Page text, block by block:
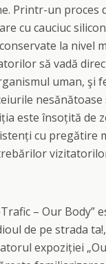
Printr-un proces
cu cauciuc
la nivel
să vadă
uman, şi
ţia este însoţită de
ţi cu pregătire
– Our Body”
de pe strada
expoziţiei